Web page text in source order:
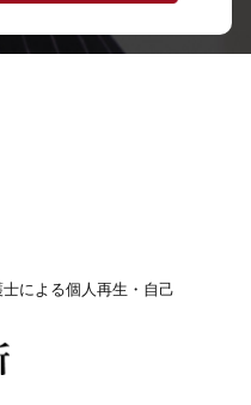
による個人再生・自己